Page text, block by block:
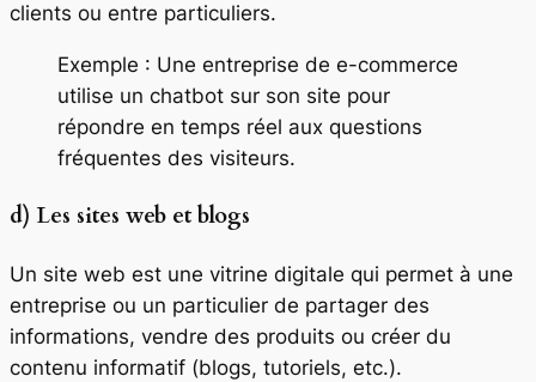
clients ou entre particuliers.
Exemple : Une entreprise de e-commerce
utilise un chatbot sur son site pour
répondre en temps réel aux questions
fréquentes des visiteurs.
d) Les sites web et blogs
Un site web est une vitrine digitale qui permet à une
entreprise ou un particulier de partager des
informations, vendre des produits ou créer du
contenu informatif (blogs, tutoriels, etc.).